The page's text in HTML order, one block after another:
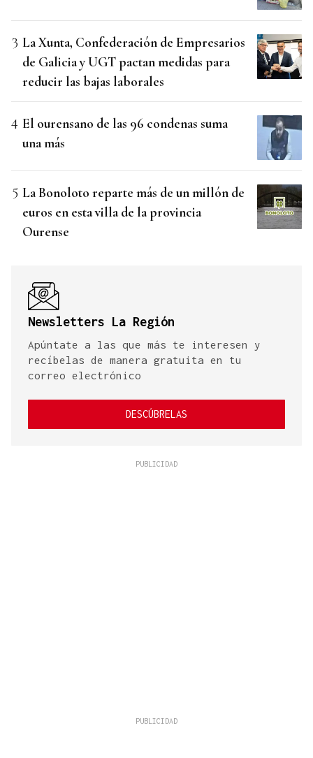
La Xunta, Confederación de Empresarios
de Galicia y UGT pactan medidas para
reducir las bajas laborales
El ourensano de las 96 condenas suma
una más
La Bonoloto reparte más de un millón de
euros en esta villa de la provincia
Ourense
Newsletters La Región
Apúntate a las que más te interesen y
recíbelas de manera gratuita en tu
correo electrónico
DESCÚBRELAS